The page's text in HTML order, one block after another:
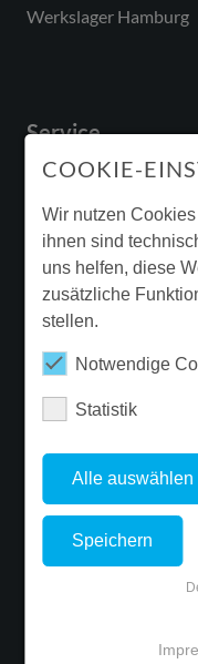
Werkslager Hamburg
Service
Downloads &
Garantie
Ergänzende
Newsletter
© Copyright 2026
COOKIE-
Wir nutzen
ihnen sind
uns helfen, diese
zusätzliche
stellen.
Notwendige
Statistik
Alle auswählen
Speichern